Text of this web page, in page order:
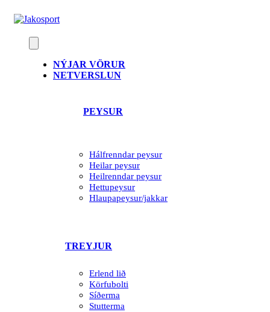
NÝJAR VÖRUR
NETVERSLUN
PEYSUR
Hálfrenndar peysur
Heilar peysur
Heilrenndar peysur
Hettupeysur
Hlaupapeysur/jakkar
TREYJUR
Erlend lið
Körfubolti
Síðerma
Stutterma